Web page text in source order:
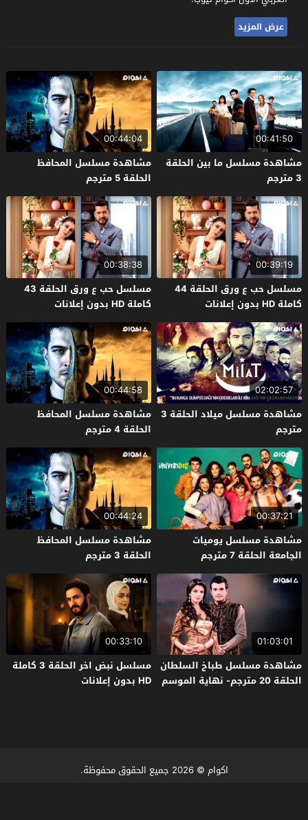
عرض المزيد
00:41:50
مشاهدة مسلسل ما بين الحلقة
3 مترجم
00:44:04
مشاهدة مسلسل المحافظ
الحلقة 5 مترجم
00:39:19
مسلسل حب ع ورق الحلقة 44
كاملة HD بدون إعلانات
00:38:38
مسلسل حب ع ورق الحلقة 43
كاملة HD بدون إعلانات
02:02:57
مشاهدة مسلسل ميلاد الحلقة 3
مترجم
00:44:58
مشاهدة مسلسل المحافظ
الحلقة 4 مترجم
00:37:21
مشاهدة مسلسل يوميات
الجامعة الحلقة 7 مترجم
00:44:24
مشاهدة مسلسل المحافظ
الحلقة 3 مترجم
01:03:01
مشاهدة مسلسل طباخ السلطان
الحلقة 20 مترجم- نهاية الموسم
00:33:10
مسلسل نبض اخر الحلقة 3 كاملة
HD بدون إعلانات
اكوام © 2026 جميع الحقوق محفوظة.